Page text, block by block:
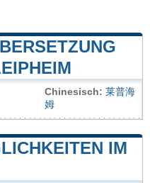
Chinesisch: 莱普海
姆
IM